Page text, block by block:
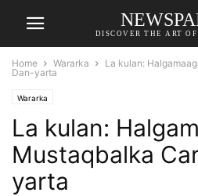
DISCOVER THE ART
Home Wararka
La kulan:
Dan-yarta
Wararka
La kulan:
Mustaqbalka
yarta